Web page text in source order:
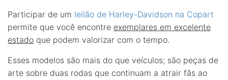
Participar de um leilão de Harley-Davidson na Copart
permite que você encontre exemplares em excelente
estado que podem valorizar com o tempo.
Esses modelos são mais do que veículos; são peças de
arte sobre duas rodas que continuam a atrair fãs ao